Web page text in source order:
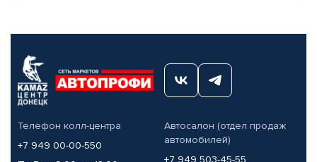
Телефон колл-центра
+7 949 00-00-550
Автосалон (отдел продаж
автомобилей)
+7 949 503-45-55